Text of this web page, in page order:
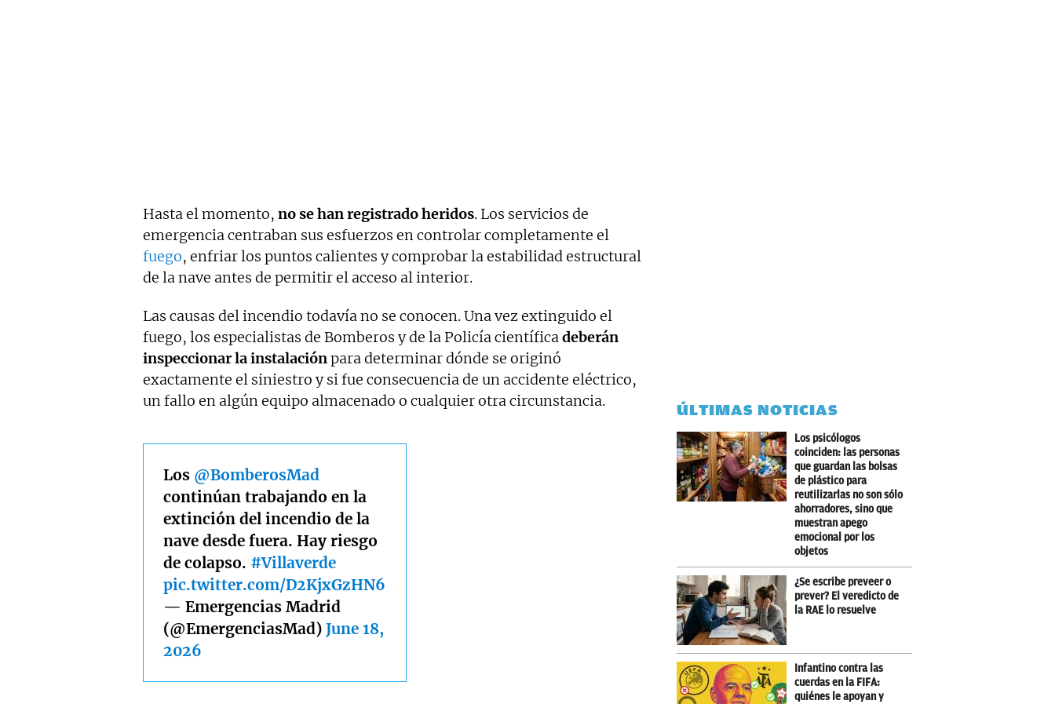
Hasta el momento, no se han registrado heridos. Los servicios de
emergencia centraban sus esfuerzos en controlar completamente el
fuego, enfriar los puntos calientes y comprobar la estabilidad estructural
de la nave antes de permitir el acceso al interior.
Las causas del incendio todavía no se conocen. Una vez extinguido el
fuego, los especialistas de Bomberos y de la Policía científicadeberán
inspeccionar la instalaciónpara determinar dónde se originó
exactamente el siniestro y si fue consecuencia de un accidente eléctrico,
un fallo en algún equipo almacenado o cualquier otra circunstancia.
Los @BomberosMad
continúan trabajando en la
extinción del incendio de la
nave desde fuera. Hay riesgo
de colapso. #Villaverde
pic.twitter.com/D2KjxGzHN6
— Emergencias Madrid
(@EmergenciasMad) June 18,
2026
ÚLTIMAS NOTICIAS
Los psicólogos
coinciden: las personas
que guardan las bolsas
de plástico para
reutilizarlas no son sólo
ahorradores, sino que
muestran apego
emocional por los
objetos
¿Se escribe preveer o
prever? El veredicto de
la RAE lo resuelve
Infantino contra las
cuerdas en la FIFA:
quiénes le apoyan y